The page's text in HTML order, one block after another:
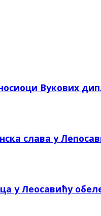
Вукових
слава у
у Леосавићу